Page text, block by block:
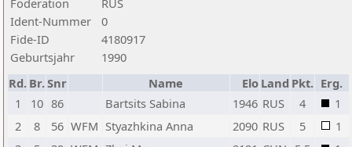
Föderation
RUS
Ident-Nummer
0
Fide-ID
4180917
Geburtsjahr
1990
Rd. Br.Snr Name Elo Land Pkt. Erg.
1
10 86 Bartsits Sabina 1946 RUS 4
1
2
8 56 WFM Styazhkina Anna 2090 RUS 5
1